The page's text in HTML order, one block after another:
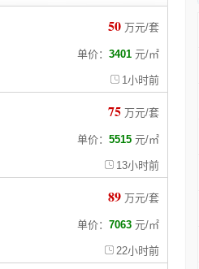
50 万元/套
单价： 3401 元/㎡
1小时前
75 万元/套
单价： 5515 元/㎡
13小时前
89 万元/套
单价： 7063 元/㎡
22小时前